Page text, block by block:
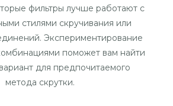
фильтры лучше работают с
стилями скручивания или
Экспериментирование
поможет вам найти
для предпочитаемого
метода скрутки.